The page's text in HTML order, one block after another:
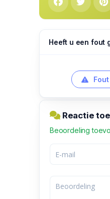
Heeft u een fout
Reactie
Beoordeling